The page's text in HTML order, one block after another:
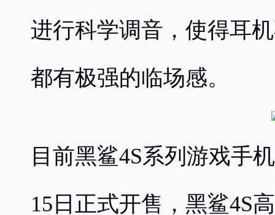
进行科学调音，使得耳
都有极强的临场感。
目前黑鲨4S系列游戏手
15日正式开售，黑鲨4S